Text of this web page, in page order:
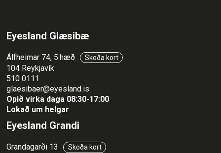
Eyesland Glæsibæ
Álfheimar 74, 5.hæð Skoða kort
104 Reykjavík
510 0111
glaesibaer@eyesland.is
Opið virka daga 08:30-17:00
Lokað um helgar
Eyesland Grandi
Grandagarði 13 Skoða kort